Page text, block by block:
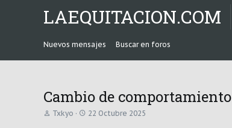
LAEQUITACION.COM
Nuevos mensajes Buscar en foros
Cambio de comportamiento
A
Txkyo
F
22 Octubre 2025